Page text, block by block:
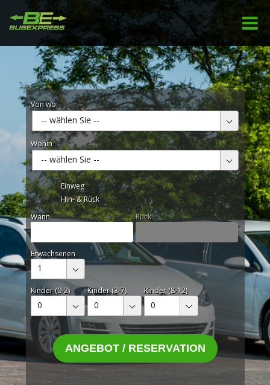
Von wo
-- wählen Sie --
Wohin
-- wählen Sie --
Einweg
Hin- & Rück
Wann
Rück
Erwachsenen
1
Kinder (0-2)
0
Kinder (3-7)
0
Kinder (8-12)
0
ANGEBOT / RESERVATION